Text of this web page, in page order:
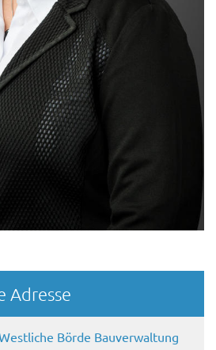
Adresse
Börde Bauverwaltung